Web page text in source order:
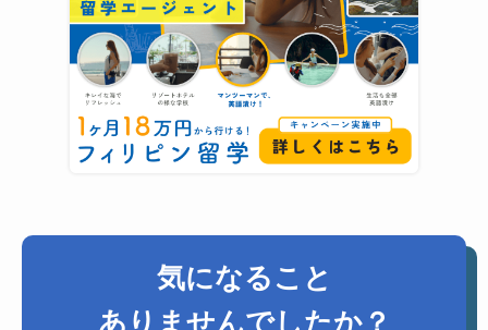
気になること
ありませんでしたか？